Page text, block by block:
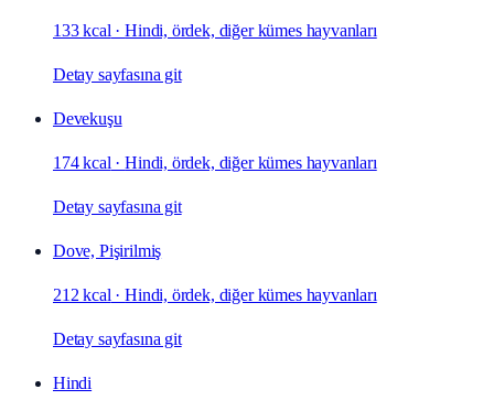
133 kcal ·Hindi, ördek, diğer kümes hayvanları
Detay sayfasına git
Devekuşu
174 kcal ·Hindi, ördek, diğer kümes hayvanları
Detay sayfasına git
Dove, Pişirilmiş
212 kcal ·Hindi, ördek, diğer kümes hayvanları
Detay sayfasına git
Hindi